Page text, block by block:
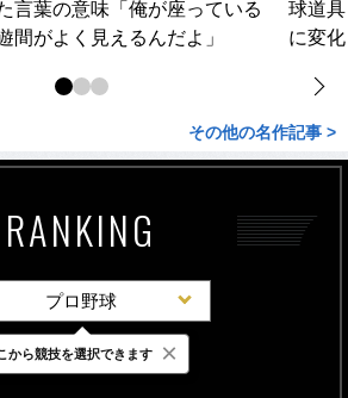
言葉の意味「俺が座っている
間がよく見えるんだよ」
球道
に変
その他の名作記事 >
RANKING
プロ野球
24時間 週間
から競技を選択できます ×